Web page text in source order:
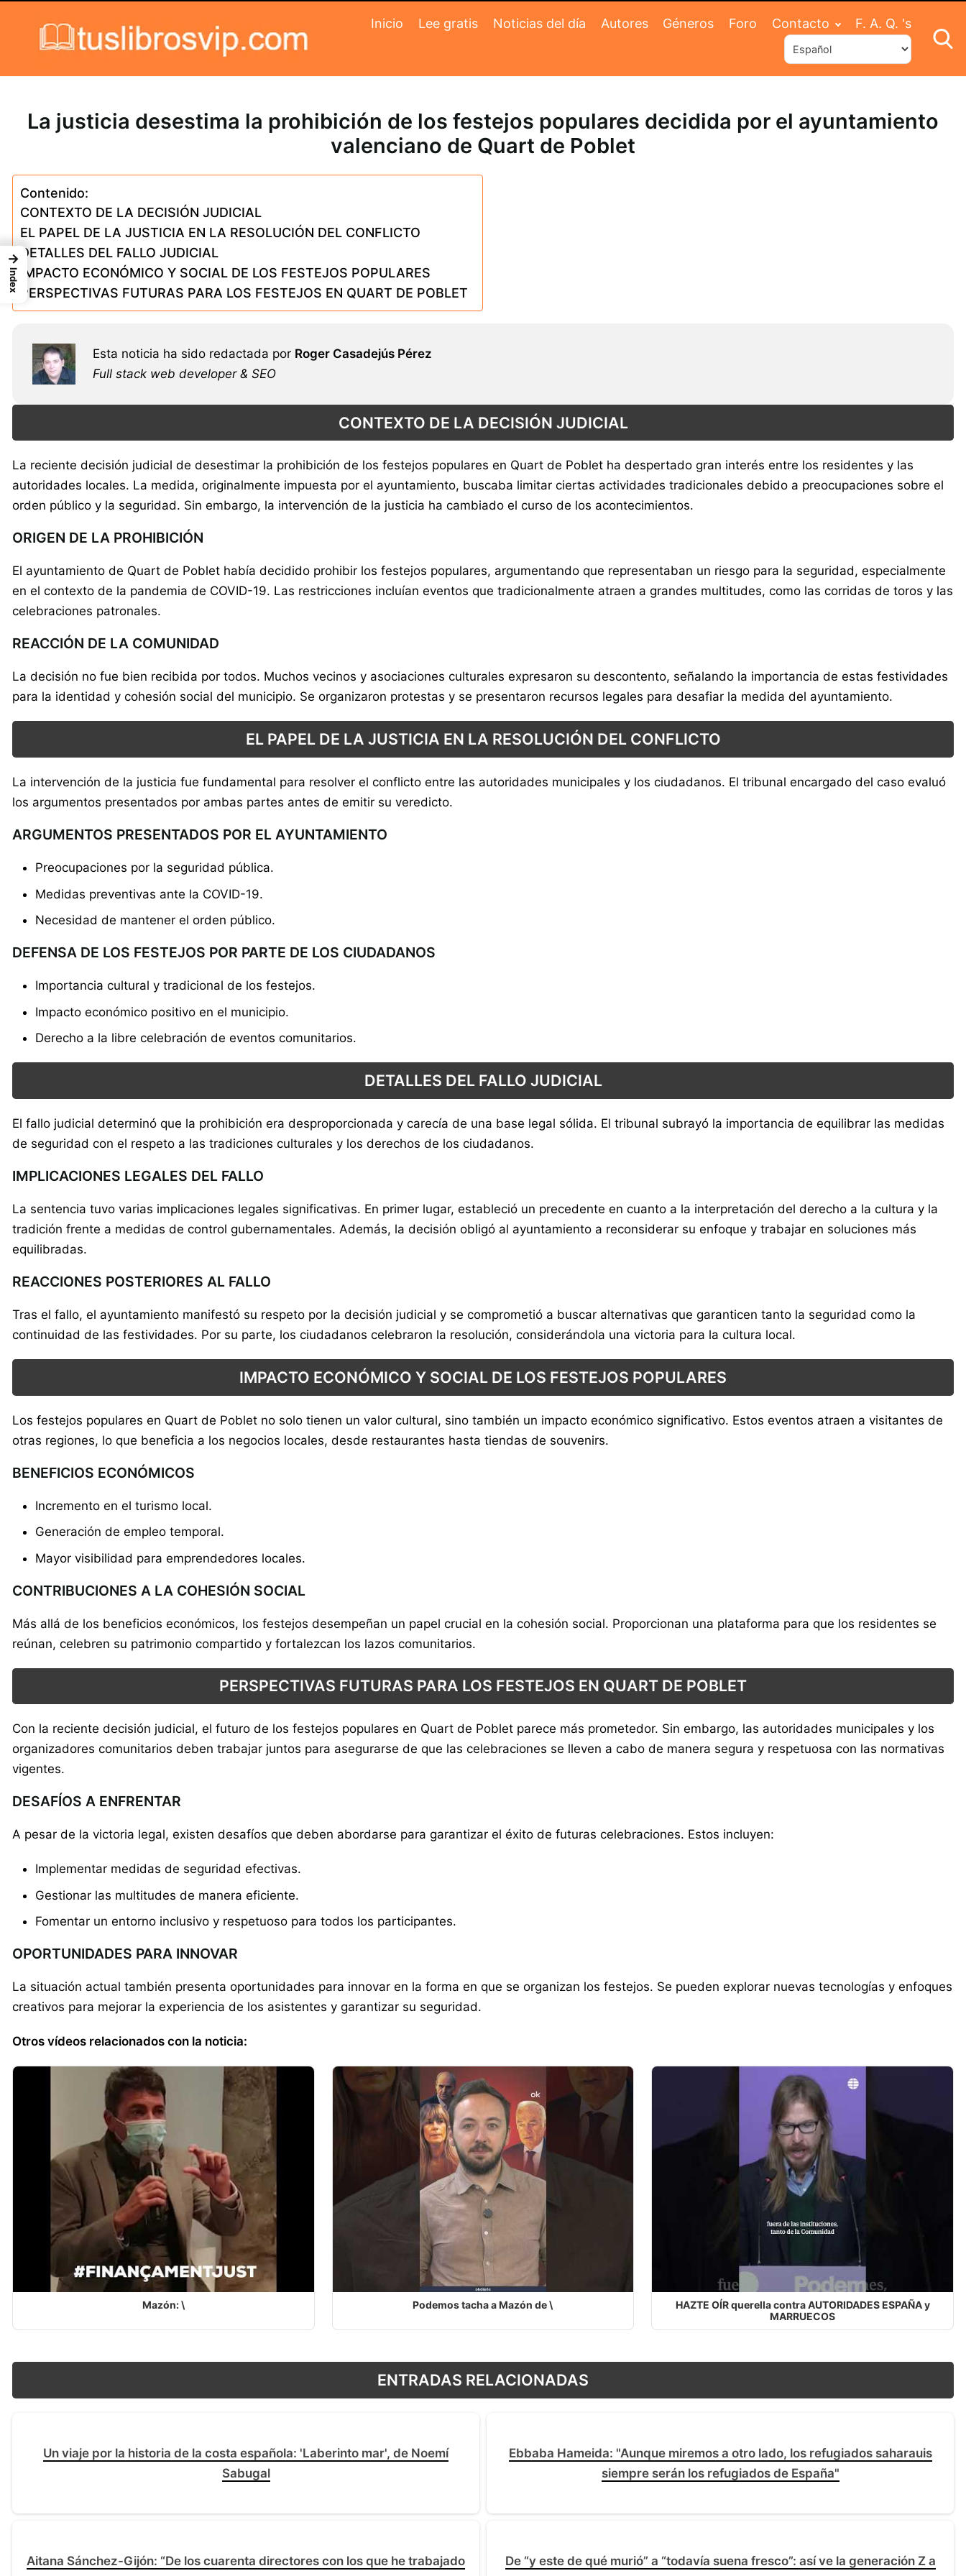
Inicio Lee gratis Noticias del día Autores Géneros Foro Contacto F. A. Q. 's
La justicia desestima la prohibición de los festejos populares decidida por el ayuntamiento
valenciano de Quart de Poblet
Contenido:
CONTEXTO DE LA DECISIÓN JUDICIAL
EL PAPEL DE LA JUSTICIA EN LA RESOLUCIÓN DEL CONFLICTO
DETALLES DEL FALLO JUDICIAL
IMPACTO ECONÓMICO Y SOCIAL DE LOS FESTEJOS POPULARES
PERSPECTIVAS FUTURAS PARA LOS FESTEJOS EN QUART DE POBLET
Esta noticia ha sido redactada por Roger Casadejús Pérez
Full stack web developer & SEO
CONTEXTO DE LA DECISIÓN JUDICIAL
La reciente decisión judicial de desestimar la prohibición de los festejos populares en Quart de Poblet ha despertado gran interés entre los residentes y las
autoridades locales. La medida, originalmente impuesta por el ayuntamiento, buscaba limitar ciertas actividades tradicionales debido a preocupaciones sobre el
orden público y la seguridad. Sin embargo, la intervención de la justicia ha cambiado el curso de los acontecimientos.
ORIGEN DE LA PROHIBICIÓN
El ayuntamiento de Quart de Poblet había decidido prohibir los festejos populares, argumentando que representaban un riesgo para la seguridad, especialmente
en el contexto de la pandemia de COVID-19. Las restricciones incluían eventos que tradicionalmente atraen a grandes multitudes, como las corridas de toros y las
celebraciones patronales.
REACCIÓN DE LA COMUNIDAD
La decisión no fue bien recibida por todos. Muchos vecinos y asociaciones culturales expresaron su descontento, señalando la importancia de estas festividades
para la identidad y cohesión social del municipio. Se organizaron protestas y se presentaron recursos legales para desafiar la medida del ayuntamiento.
EL PAPEL DE LA JUSTICIA EN LA RESOLUCIÓN DEL CONFLICTO
La intervención de la justicia fue fundamental para resolver el conflicto entre las autoridades municipales y los ciudadanos. El tribunal encargado del caso evaluó
los argumentos presentados por ambas partes antes de emitir su veredicto.
ARGUMENTOS PRESENTADOS POR EL AYUNTAMIENTO
Preocupaciones por la seguridad pública.
Medidas preventivas ante la COVID-19.
Necesidad de mantener el orden público.
DEFENSA DE LOS FESTEJOS POR PARTE DE LOS CIUDADANOS
Importancia cultural y tradicional de los festejos.
Impacto económico positivo en el municipio.
Derecho a la libre celebración de eventos comunitarios.
DETALLES DEL FALLO JUDICIAL
El fallo judicial determinó que la prohibición era desproporcionada y carecía de una base legal sólida. El tribunal subrayó la importancia de equilibrar las medidas
de seguridad con el respeto a las tradiciones culturales y los derechos de los ciudadanos.
IMPLICACIONES LEGALES DEL FALLO
La sentencia tuvo varias implicaciones legales significativas. En primer lugar, estableció un precedente en cuanto a la interpretación del derecho a la cultura y la
tradición frente a medidas de control gubernamentales. Además, la decisión obligó al ayuntamiento a reconsiderar su enfoque y trabajar en soluciones más
equilibradas.
REACCIONES POSTERIORES AL FALLO
Tras el fallo, el ayuntamiento manifestó su respeto por la decisión judicial y se comprometió a buscar alternativas que garanticen tanto la seguridad como la
continuidad de las festividades. Por su parte, los ciudadanos celebraron la resolución, considerándola una victoria para la cultura local.
IMPACTO ECONÓMICO Y SOCIAL DE LOS FESTEJOS POPULARES
Los festejos populares en Quart de Poblet no solo tienen un valor cultural, sino también un impacto económico significativo. Estos eventos atraen a visitantes de
otras regiones, lo que beneficia a los negocios locales, desde restaurantes hasta tiendas de souvenirs.
BENEFICIOS ECONÓMICOS
Incremento en el turismo local.
Generación de empleo temporal.
Mayor visibilidad para emprendedores locales.
CONTRIBUCIONES A LA COHESIÓN SOCIAL
Más allá de los beneficios económicos, los festejos desempeñan un papel crucial en la cohesión social. Proporcionan una plataforma para que los residentes se
reúnan, celebren su patrimonio compartido y fortalezcan los lazos comunitarios.
PERSPECTIVAS FUTURAS PARA LOS FESTEJOS EN QUART DE POBLET
Con la reciente decisión judicial, el futuro de los festejos populares en Quart de Poblet parece más prometedor. Sin embargo, las autoridades municipales y los
organizadores comunitarios deben trabajar juntos para asegurarse de que las celebraciones se lleven a cabo de manera segura y respetuosa con las normativas
vigentes.
DESAFÍOS A ENFRENTAR
A pesar de la victoria legal, existen desafíos que deben abordarse para garantizar el éxito de futuras celebraciones. Estos incluyen:
Implementar medidas de seguridad efectivas.
Gestionar las multitudes de manera eficiente.
Fomentar un entorno inclusivo y respetuoso para todos los participantes.
OPORTUNIDADES PARA INNOVAR
La situación actual también presenta oportunidades para innovar en la forma en que se organizan los festejos. Se pueden explorar nuevas tecnologías y enfoques
creativos para mejorar la experiencia de los asistentes y garantizar su seguridad.
Otros vídeos relacionados con la noticia:
Mazón: \ Podemos tacha a Mazón de \
HAZTE OÍR querella contra AUTORIDADES ESPAÑA y
MARRUECOS
ENTRADAS RELACIONADAS
Un viaje por la historia de la costa española: 'Laberinto mar', de Noemí
Sabugal
Ebbaba Hameida: "Aunque miremos a otro lado, los refugiados saharauis
siempre serán los refugiados de España"
Aitana Sánchez-Gijón: “De los cuarenta directores con los que he trabajado
De “y este de qué murió” a “todavía suena fresco”: así ve la generación Z a
→
Index